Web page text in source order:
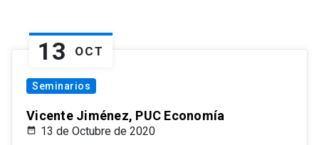
13 OCT
Seminarios
Vicente Jiménez, PUC Economía
13 de Octubre de 2020